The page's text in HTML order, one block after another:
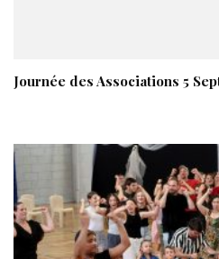
Journée des Associations 5